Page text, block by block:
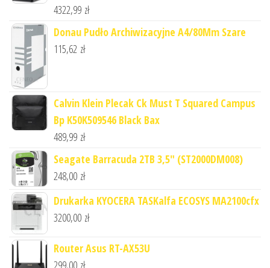
4322,99 zł
Donau Pudło Archiwizacyjne A4/80Mm Szare
115,62 zł
Calvin Klein Plecak Ck Must T Squared Campus
Bp K50K509546 Black Bax
489,99 zł
Seagate Barracuda 2TB 3,5" (ST2000DM008)
248,00 zł
Drukarka KYOCERA TASKalfa ECOSYS MA2100cfx
3200,00 zł
Router Asus RT-AX53U